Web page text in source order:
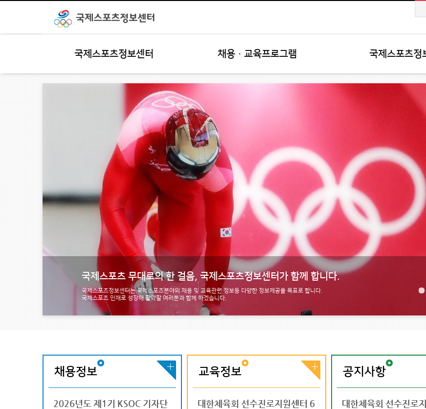
국제스포츠정보센터 채용·교육프로그램 국제스포츠정
국제스포츠 무대로의 한 걸음, 국제스포츠정보센터가 함께 합니다.
국제스포츠정보센터는 국제스포츠분야의 채용 및 교육관련 정보등 다양한 정보제공을 목표로 합니다.
국제스포츠 인재로 성장해 활약할 여러분과 함께 하겠습니다.
채용정보
2026년도 제1기 KSOC 기자단
(사)대한육상연맹 사무처 계약
2027 충청권 하계세계대학경기
교육정보
포츠 실무역량 강
2026 국제대학스포츠연맹
대한체육회 선수진로지원센터 6 2026 국제스포츠 실무역량 강
공지사항
2026 국제대학스포츠연맹
국제스포츠인재풀이 국제스포
대한체육회 선수진로